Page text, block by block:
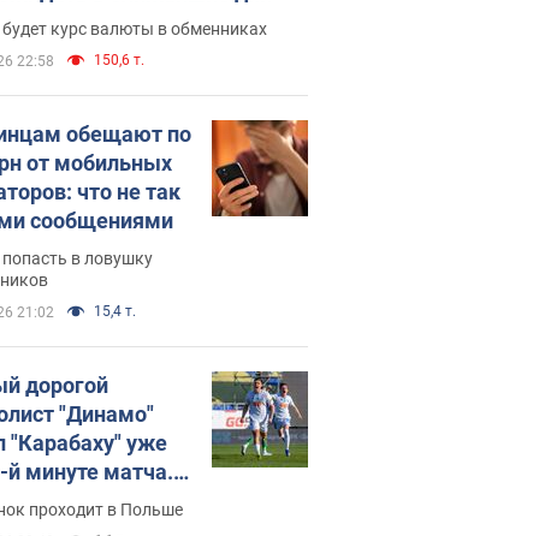
курс валюты в обменниках
22:58 150,6 т.
обещают по
от мобильных
что не так
сообщениями
попасть в ловушку
21:02 15,4 т.
дорогой
"Динамо"
"Карабаху" уже
й минуте матча.
проходит в Польше